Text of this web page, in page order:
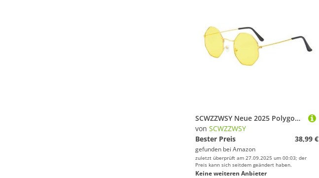
SCWZZWSY Neue 2025 Polygon Kreative transparente Ozeanlinse Sonnenbrille Oktagonale Sonnenbrille Metallrahmen
von SCWZZWSY
Bester Preis
38,99 €
gefunden bei Amazon
zuletzt überprüft am 27.09.2025 um 00:03; der
Preis kann sich seitdem geändert haben.
Keine weiteren Anbieter